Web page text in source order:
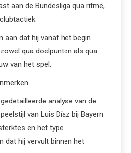
aan de Bundesliga qua ritme,
aan dat hij vanaf het begin
qua doelpunten als qua
van het spel.
analyse van de
van Luis Díaz bij Bayern
en het type
dat hij vervult binnen het